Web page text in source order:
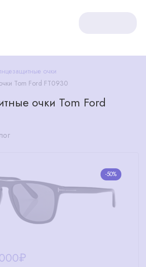
очки
Tom Ford FT0930
очки Tom Ford
-50%
₽